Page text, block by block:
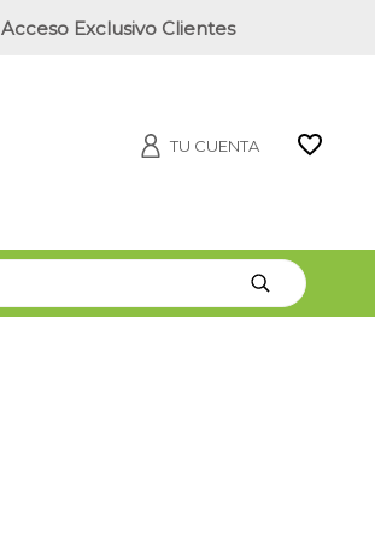
Acceso Exclusivo Clientes
TU CUENTA